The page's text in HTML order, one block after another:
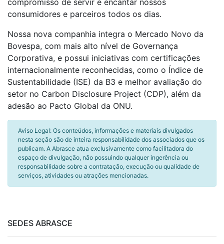
compromisso de servir e encantar nossos
consumidores e parceiros todos os dias.
Nossa nova companhia integra o Mercado Novo da
Bovespa, com mais alto nível de Governança
Corporativa, e possui iniciativas com certificações
internacionalmente reconhecidas, como o Índice de
Sustentabilidade (ISE) da B3 e melhor avaliação do
setor no Carbon Disclosure Project (CDP), além da
adesão ao Pacto Global da ONU.
Aviso Legal: Os conteúdos, informações e materiais divulgados
nesta seção são de inteira responsabilidade dos associados que os
publicam. A Abrasce atua exclusivamente como facilitadora do
espaço de divulgação, não possuindo qualquer ingerência ou
responsabilidade sobre a contratação, execução ou qualidade de
serviços, atividades ou atrações mencionadas.
SEDES ABRASCE